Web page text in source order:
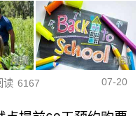
读 6167 07-20